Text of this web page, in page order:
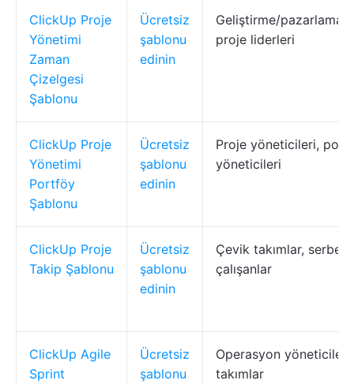
ClickUp Proje
Yönetimi
Zaman
Çizelgesi
Şablonu
Ücretsiz
şablonu
edinin
Geliştirme/pazarlama
proje liderleri
ClickUp Proje
Yönetimi
Portföy
Şablonu
Ücretsiz
şablonu
edinin
Proje yöneticileri,
yöneticileri
ClickUp Proje
Takip Şablonu
Ücretsiz
şablonu
edinin
Çevik takımlar, serbest
çalışanlar
ClickUp Agile
Sprint
Ücretsiz
şablonu
Operasyon
takımlar